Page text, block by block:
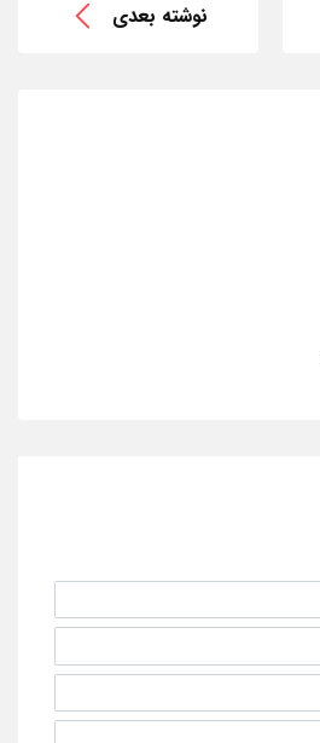
نوشته بعدی